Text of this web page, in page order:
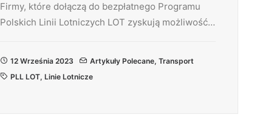
Firmy, które dołączą do bezpłatnego Programu
Polskich Linii Lotniczych LOT zyskują możliwość…
12 Września 2023 Artykuły Polecane, Transport
PLL LOT, Linie Lotnicze